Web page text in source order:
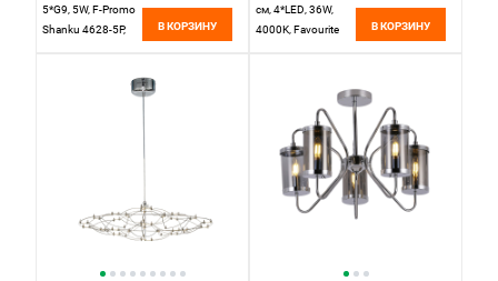
5*G9, 5W, F-Promo
Shanku 4628-5P,
В КОРЗИНУ
см, 4*LED, 36W,
4000K, Favourite
В КОРЗИНУ